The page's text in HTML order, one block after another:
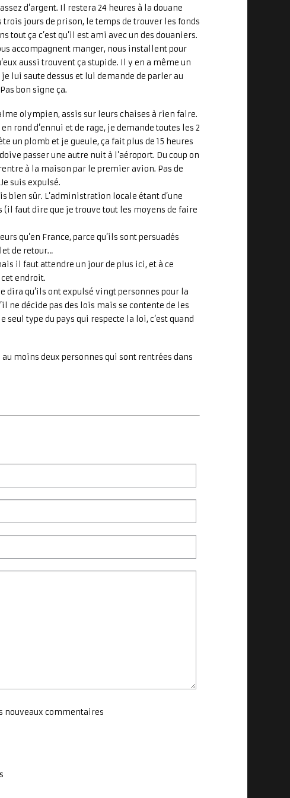
d’argent. Il restera 24 heures à la douane
jours de prison, le temps de trouver les fonds
tout ça c’est qu’il est ami avec un des douaniers.
accompagnent manger, nous installent pour
aussi trouvent ça stupide. Il y en a même un
lui saute dessus et lui demande de parler au
bon signe ça.
olympien, assis sur leurs chaises à rien faire.
rond d’ennui et de rage, je demande toutes les 2
un plomb et je gueule, ça fait plus de 15 heures
passer une autre nuit à l’aéroport. Du coup on
à la maison par le premier avion. Pas de
suis expulsé.
bien sûr. L’administration locale étant d’une
faut dire que je trouve tout les moyens de faire
qu’en France, parce qu’ils sont persuadés
de retour…
il faut attendre un jour de plus ici, et à ce
cet endroit.
dira qu’ils ont expulsé vingt personnes pour la
ne décide pas des lois mais se contente de les
type du pays qui respecte la loi, c’est quand
moins deux personnes qui sont rentrées dans
nouveaux commentaires